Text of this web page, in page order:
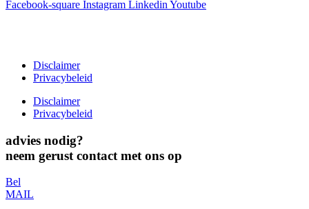
Facebook-square Instagram Linkedin Youtube
Disclaimer
Privacybeleid
Disclaimer
Privacybeleid
advies nodig?
neem gerust contact met ons op
Bel
MAIL